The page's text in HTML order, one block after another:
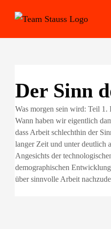
Inhalt
springen
Der Sinn
Was morgen sein wird: Teil 1.
Wann haben wir eigentlich
dass Arbeit schlechthin der
langer Zeit und unter deutlich
Angesichts der
demographischen
über sinnvolle Arbeit